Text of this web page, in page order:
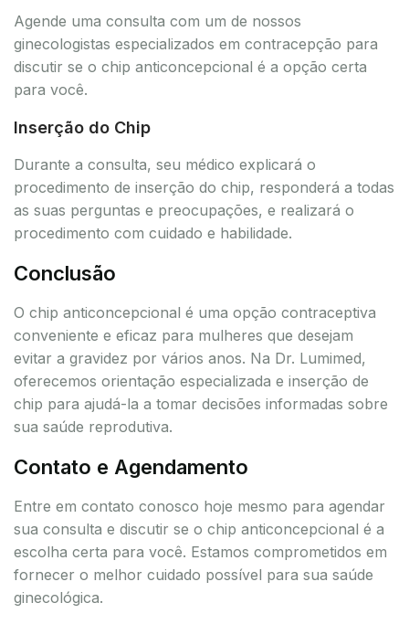
Agende uma consulta com um de nossos
ginecologistas especializados em contracepção para
discutir se o chip anticoncepcional é a opção certa
para você.
Inserção do Chip
Durante a consulta, seu médico explicará o
procedimento de inserção do chip, responderá a todas
as suas perguntas e preocupações, e realizará o
procedimento com cuidado e habilidade.
Conclusão
O chip anticoncepcional é uma opção contraceptiva
conveniente e eficaz para mulheres que desejam
evitar a gravidez por vários anos. Na Dr. Lumimed,
oferecemos orientação especializada e inserção de
chip para ajudá-la a tomar decisões informadas sobre
sua saúde reprodutiva.
Contato e Agendamento
Entre em contato conosco hoje mesmo para agendar
sua consulta e discutir se o chip anticoncepcional é a
escolha certa para você. Estamos comprometidos em
fornecer o melhor cuidado possível para sua saúde
ginecológica.